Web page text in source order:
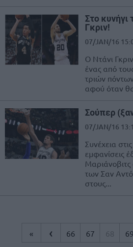
Στο κυνήγι
Γκριν!
07/JAN/16
Ο Ντάνι
ένας από
τριών
αφού όταν
Σούπερ
07/JAN/16
Συνέχεια
εμφανίσεις
Μαριάνοβιτς
των Σαν
στους...
« ‹ 66 67 68 69